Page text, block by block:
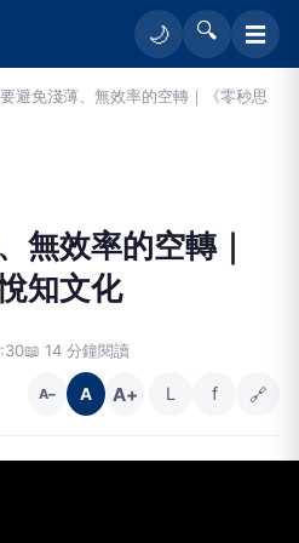
🌙 🔍 ☰
避免淺薄、無效率的空轉｜《零秒思
無效率的空轉｜
知文化
📖 14 分鐘閱讀
A− A A+ L f 🔗